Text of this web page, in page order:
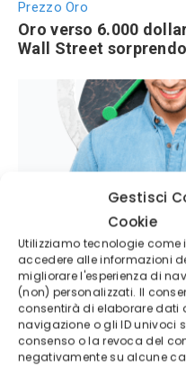
Gestisci
Cookie
Utilizziamo tecnologie come
accedere alle informazioni
migliorare l'esperienza di
(non) personalizzati. Il
consentirà di elaborare
navigazione o gli ID univoci
consenso o la revoca del
negativamente su alcune
Prezzo Oro
Oro verso 6.000
Wall Street
Azioni Bance Europee
Azioni banche
nei prossimi mesi
MIGLIORI